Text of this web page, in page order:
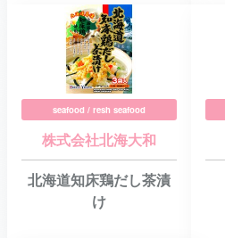
seafood / resh seafood
株式会社北海大和
北海道知床鶏だし茶漬
け